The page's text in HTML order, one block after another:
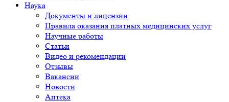
Наука
Документы и лицензии
Правила оказания платных медицинских услуг
Научные работы
Статьи
Видео и рекомендации
Отзывы
Вакансии
Новости
Аптека